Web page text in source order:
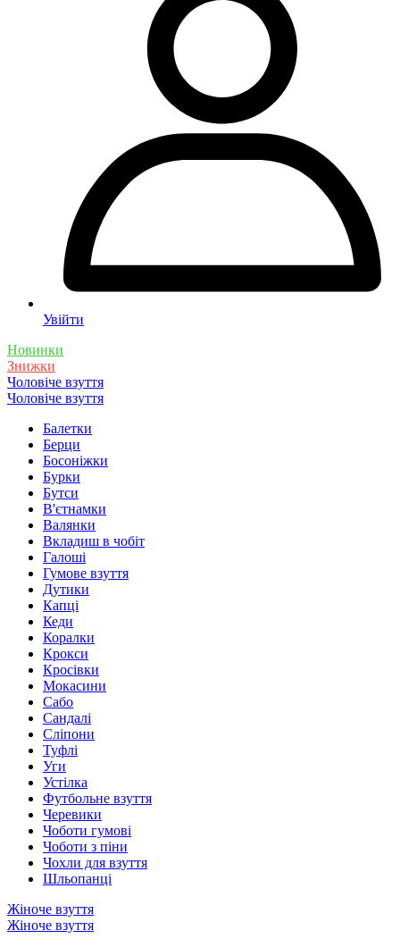
Увійти
Новинки
Знижки
Чоловіче взуття
Чоловіче взуття
Балетки
Берци
Босоніжки
Бурки
Бутси
В'єтнамки
Валянки
Вкладиш в чобіт
Галоші
Гумове взуття
Дутики
Капці
Кеди
Коралки
Крокси
Кросівки
Мокасини
Сабо
Сандалі
Сліпони
Туфлі
Уги
Устілка
Футбольне взуття
Черевики
Чоботи гумові
Чоботи з піни
Чохли для взуття
Шльопанці
Жіноче взуття
Жіноче взуття